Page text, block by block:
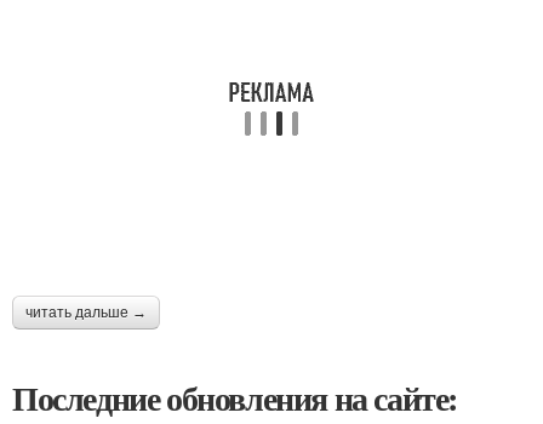
читать дальше →
Последние обновления на сайте: